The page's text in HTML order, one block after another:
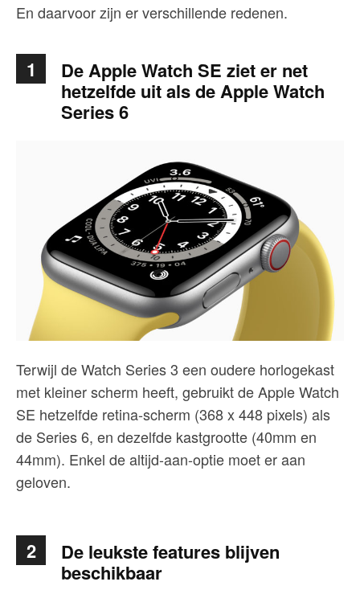
En daarvoor zijn er verschillende redenen.
1
De Apple Watch SE ziet er net
hetzelfde uit als de Apple Watch
Series 6
Terwijl de Watch Series 3 een oudere horlogekast
met kleiner scherm heeft, gebruikt de Apple Watch
SE hetzelfde retina-scherm (368 x 448 pixels) als
de Series 6, en dezelfde kastgrootte (40mm en
44mm). Enkel de altijd-aan-optie moet er aan
geloven.
2
De leukste features blijven
beschikbaar